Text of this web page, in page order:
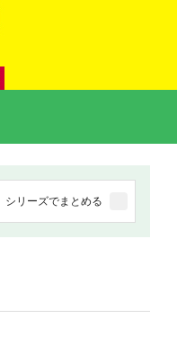
シリーズでまとめる